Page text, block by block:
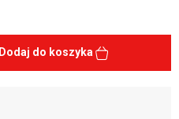
Dodaj do koszyka